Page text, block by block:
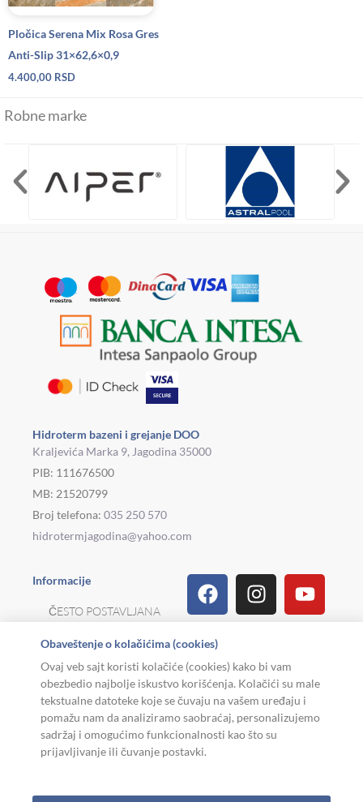
Pločica Serena Mix Rosa Gres
Anti-Slip 31×62,6×0,9
4.400,00 RSD
Robne marke
Hidroterm bazeni i grejanje DOO
Kraljevića Marka 9, Jagodina 35000
PIB: 111676500
MB: 21520799
Broj telefona: 035 250 570
hidrotermjagodina@yahoo.com
Informacije
ČESTO POSTAVLJANA
REKLAMACIJE I
POVRAT ROBE
USLOVI KORIŠĆENJA
FacebookInstagram
Linkedin
Viber
TiktokPinterest
Obaveštenje o kolačićima (cookies)
Ovaj veb sajt koristi kolačiće (cookies) kako bi vam
obezbedio najbolje iskustvo korišćenja. Kolačići su male
tekstualne datoteke koje se čuvaju na vašem uređaju i
pomažu nam da analiziramo saobraćaj, personalizujemo
sadržaj i omogućimo funkcionalnosti kao što su
prijavljivanje ili čuvanje postavki.